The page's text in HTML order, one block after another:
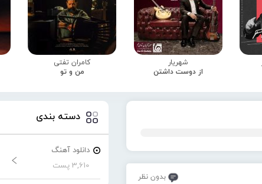
شهریار
از دوست داشتن
کامران تفتی
من و تو
بدون نظر
دسته بندی
دانلود آهنگ
3,610 پست